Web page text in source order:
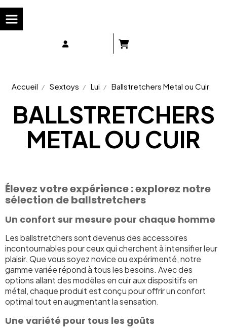
Accueil Sextoys Lui Ballstretchers Metal ou Cuir
BALLSTRETCHERS
METAL OU CUIR
Élevez votre expérience : explorez notre
sélection de ballstretchers
Un confort sur mesure pour chaque homme
Les ballstretchers sont devenus des accessoires
incontournables pour ceux qui cherchent à intensifier leur
plaisir. Que vous soyez novice ou expérimenté, notre
gamme variée répond à tous les besoins. Avec des
options allant des modèles en cuir aux dispositifs en
métal, chaque produit est conçu pour offrir un confort
optimal tout en augmentant la sensation.
Une variété pour tous les goûts